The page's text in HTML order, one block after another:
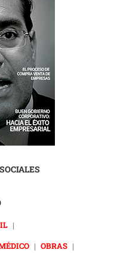
|
| OBRAS |